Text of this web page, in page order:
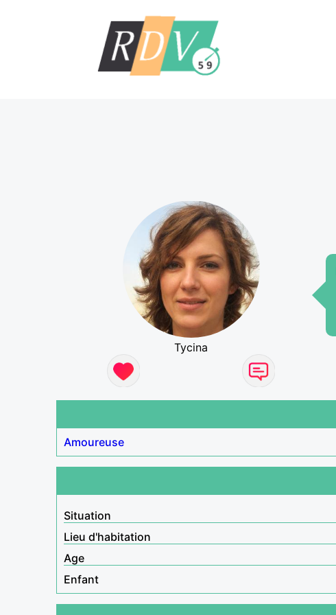
Tycina
Amoureuse
Situation
Lieu d'habitation
Age
Enfant